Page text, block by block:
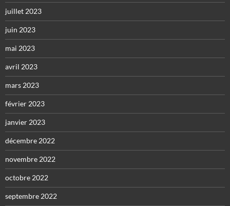
juillet 2023
juin 2023
mai 2023
avril 2023
mars 2023
février 2023
janvier 2023
décembre 2022
novembre 2022
octobre 2022
septembre 2022